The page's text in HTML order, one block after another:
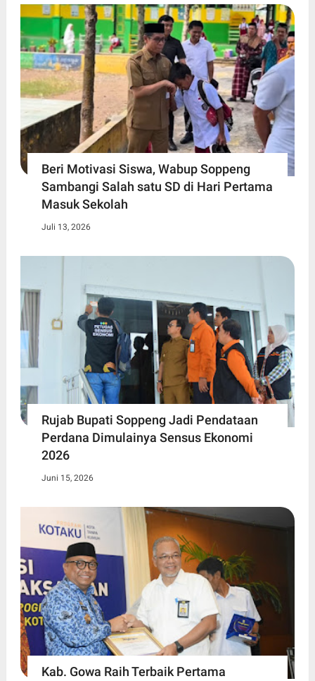
Beri Motivasi Siswa, Wabup Soppeng
Sambangi Salah satu SD di Hari Pertama
Masuk Sekolah
Juli 13, 2026
Rujab Bupati Soppeng Jadi Pendataan
Perdana Dimulainya Sensus Ekonomi
2026
Juni 15, 2026
Kab. Gowa Raih Terbaik Pertama